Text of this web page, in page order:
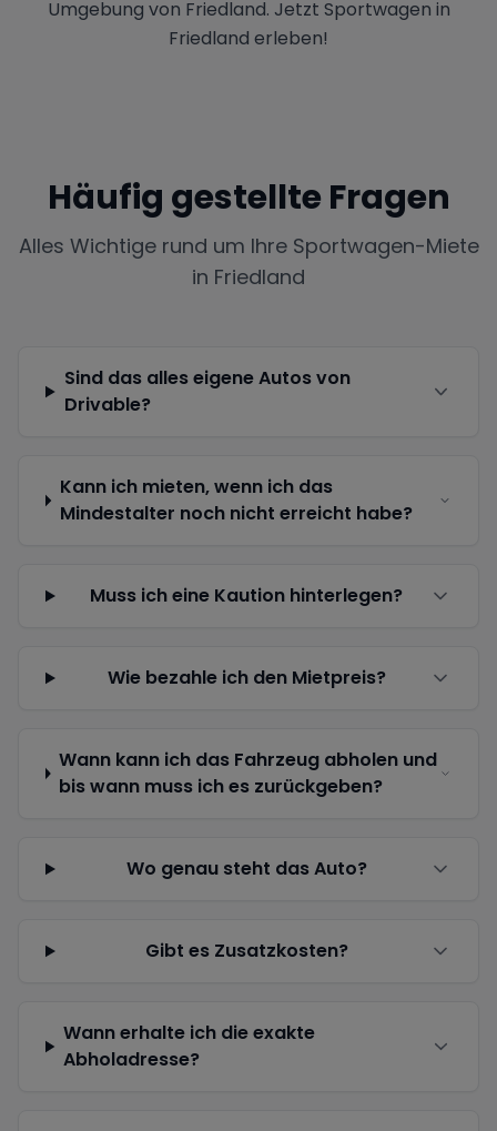
Umgebung von Friedland. Jetzt Sportwagen in
Friedland erleben!
Häufig gestellte Fragen
Alles Wichtige rund um Ihre Sportwagen-Miete
in Friedland
Sind das alles eigene Autos von
Drivable?
Kann ich mieten, wenn ich das
Mindestalter noch nicht erreicht habe?
Muss ich eine Kaution hinterlegen?
Wie bezahle ich den Mietpreis?
Wann kann ich das Fahrzeug abholen und
bis wann muss ich es zurückgeben?
Wo genau steht das Auto?
Gibt es Zusatzkosten?
Wann erhalte ich die exakte
Abholadresse?